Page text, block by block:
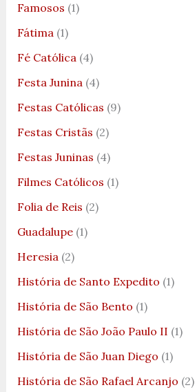
Famosos (1)
Fátima(1)
Fé Católica(4)
Festa Junina(4)
Festas Católicas (9)
Festas Cristãs (2)
Festas Juninas (4)
Filmes Católicos (1)
Folia de Reis (2)
Guadalupe(1)
Heresia(2)
História de Santo Expedito (1)
História de São Bento (1)
História de São João Paulo II (1)
História de São Juan Diego (1)
História de São Rafael Arcanjo (2)